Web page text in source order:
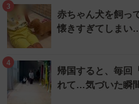
3
赤ちゃん犬を飼っ
懐きすぎてしま
4
帰国すると、毎回
れて…気づいた瞬